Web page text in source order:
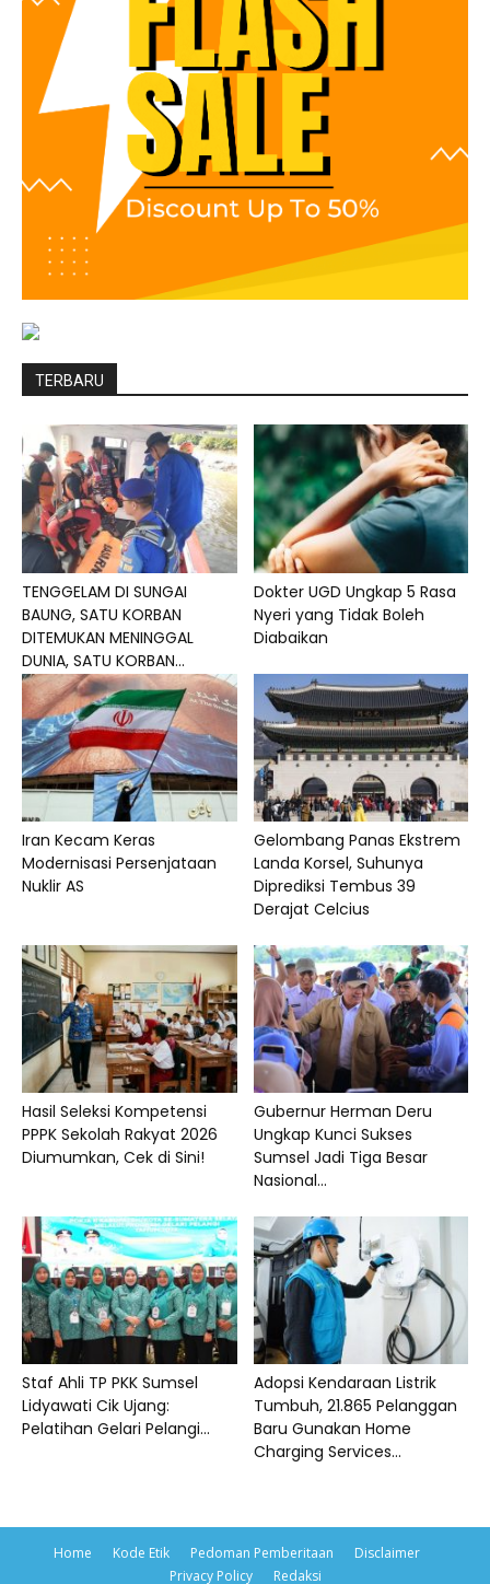
TERBARU
TENGGELAM DI SUNGAI
BAUNG, SATU KORBAN
DITEMUKAN MENINGGAL
DUNIA, SATU KORBAN...
Dokter UGD Ungkap 5 Rasa
Nyeri yang Tidak Boleh
Diabaikan
Iran Kecam Keras
Modernisasi Persenjataan
Nuklir AS
Gelombang Panas Ekstrem
Landa Korsel, Suhunya
Diprediksi Tembus 39
Derajat Celcius
Hasil Seleksi Kompetensi
PPPK Sekolah Rakyat 2026
Diumumkan, Cek di Sini!
Gubernur Herman Deru
Ungkap Kunci Sukses
Sumsel Jadi Tiga Besar
Nasional...
Staf Ahli TP PKK Sumsel
Lidyawati Cik Ujang:
Pelatihan Gelari Pelangi...
Adopsi Kendaraan Listrik
Tumbuh, 21.865 Pelanggan
Baru Gunakan Home
Charging Services...
Home Kode Etik Pedoman Pemberitaan
Disclaimer
Privacy Policy
Redaksi